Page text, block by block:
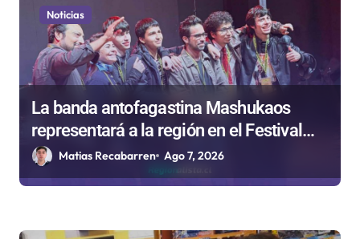
Noticias
La banda antofagastina Mashukaos
representará a la región en el Festival
Rockódromo de Valparaíso
Matias Recabarren Ago 7, 2026